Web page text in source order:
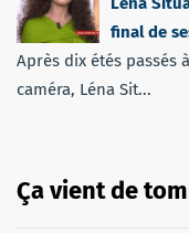
final de
Après dix étés passés
caméra, Léna Sit...
Ça vient de